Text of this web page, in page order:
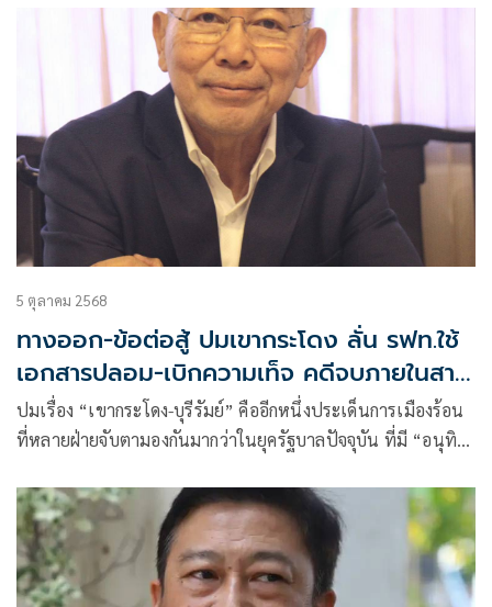
5 ตุลาคม 2568
ทางออก-ข้อต่อสู้ ปมเขากระโดง ลั่น รฟท.ใช้
เอกสารปลอม-เบิกความเท็จ คดีจบภายในสาม
ปี หลังการรถไฟฯ ฟ้อง
ปมเรื่อง “เขากระโดง-บุรีรัมย์” คืออีกหนึ่งประเด็นการเมืองร้อน
ที่หลายฝ่ายจับตามองกันมากว่าในยุครัฐบาลปัจจุบัน ที่มี “อนุทิน
รมว.มหาดไทย”